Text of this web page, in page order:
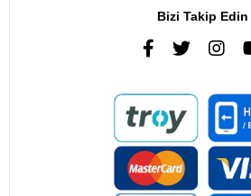
Bizi Takip Edin